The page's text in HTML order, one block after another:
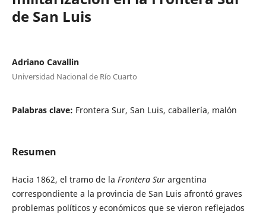
de San Luis
Adriano Cavallin
Universidad Nacional de Río Cuarto
Palabras clave: Frontera Sur, San Luis, caballería, malón
Resumen
Hacia 1862, el tramo de la Frontera Surargentina
correspondiente a la provincia de San Luis afrontó graves
problemas políticos y económicos que se vieron reflejados